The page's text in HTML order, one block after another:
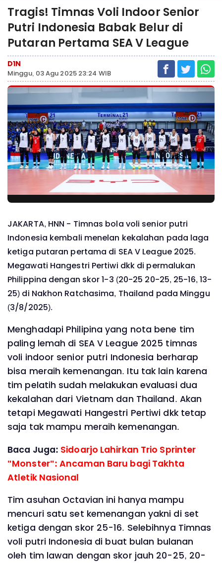
Tragis! Timnas Voli Indoor Senior
Putri Indonesia Babak Belur di
Putaran Pertama SEA V League
D1N
Minggu, 03 Agu 2025 23:24 WIB
JAKARTA, HNN - Timnas bola voli senior putri
Indonesia kembali menelan kekalahan pada laga
ketiga putaran pertama di SEA V League 2025.
Megawati Hangestri Pertiwi dkk di permalukan
Philippina dengan skor 1-3 (20-25 20-25, 25-16, 13-
25) di Nakhon Ratchasima, Thailand pada Minggu
(3/8/2025).
Menghadapi Philipina yang nota bene tim
paling lemah di SEA V League 2025 timnas
voli indoor senior putri Indonesia berharap
bisa meraih kemenangan. Itu tak lain karena
tim pelatih sudah melakukan evaluasi dua
kekalahan dari Vietnam dan Thailand. Akan
tetapi Megawati Hangestri Pertiwi dkk tetap
saja tak mampu meraih kemenangan.
Baca Juga: Sidoarjo Lahirkan Trio Sprinter
"Monster": Ancaman Baru bagi Takhta
Atletik Nasional
Tim asuhan Octavian ini hanya mampu
mencuri satu set kemenangan yakni di set
ketiga dengan skor 25-16. Selebihnya Timnas
voli putri Indonesia di buat bulan bulanan
oleh tim lawan dengan skor jauh 20-25, 20-